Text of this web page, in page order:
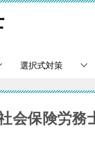
選択式対策
会保険労務